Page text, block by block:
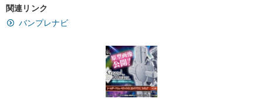
関連リンク
バンプレナビ